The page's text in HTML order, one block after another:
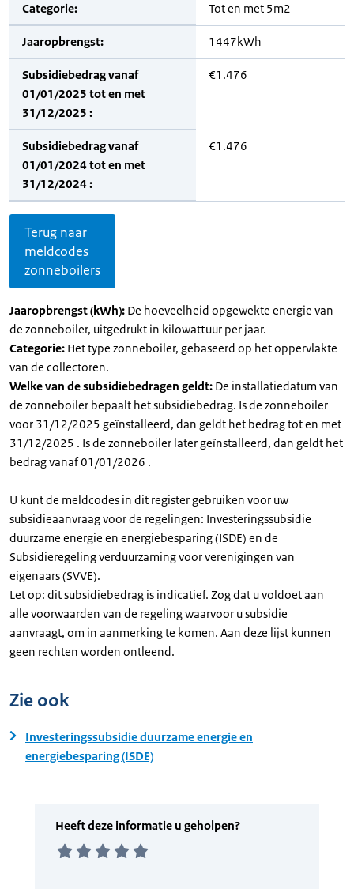
Categorie: Tot en met 5m2
Jaaropbrengst: 1447kWh
Subsidiebedrag vanaf
01/01/2025 tot en met
31/12/2025 :
€1.476
Subsidiebedrag vanaf
01/01/2024 tot en met
31/12/2024 :
€1.476
Terug naar
meldcodes
zonneboilers
Jaaropbrengst (kWh): De hoeveelheid opgewekte energie van
de zonneboiler, uitgedrukt in kilowattuur per jaar.
Categorie: Het type zonneboiler, gebaseerd op het oppervlakte
van de collectoren.
Welke van de subsidiebedragen geldt: De installatiedatum van
de zonneboiler bepaalt het subsidiebedrag. Is de zonneboiler
voor 31/12/2025 geïnstalleerd, dan geldt het bedrag tot en met
31/12/2025 . Is de zonneboiler later geïnstalleerd, dan geldt het
bedrag vanaf 01/01/2026 .
U kunt de meldcodes in dit register gebruiken voor uw
subsidieaanvraag voor de regelingen: Investeringssubsidie
duurzame energie en energiebesparing (ISDE) en de
Subsidieregeling verduurzaming voor verenigingen van
eigenaars (SVVE).
Let op: dit subsidiebedrag is indicatief. Zog dat u voldoet aan
alle voorwaarden van de regeling waarvoor u subsidie
aanvraagt, om in aanmerking te komen. Aan deze lijst kunnen
geen rechten worden ontleend.
Zie ook
Investeringssubsidie duurzame energie en
energiebesparing (ISDE)